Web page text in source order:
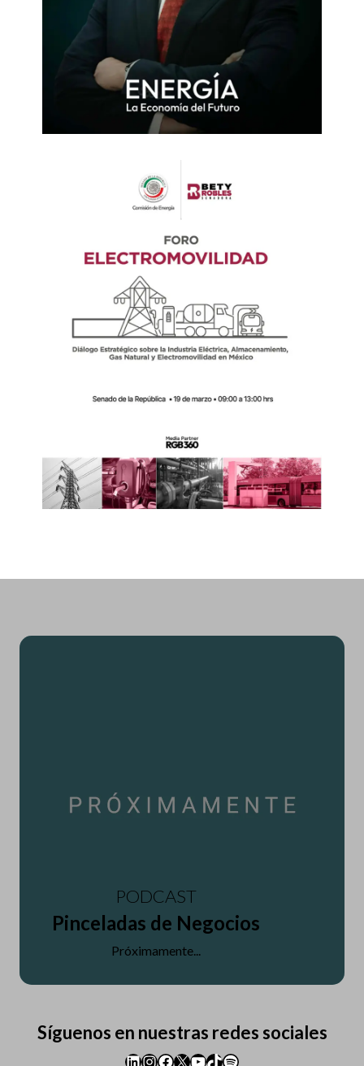
PODCAST
Pinceladas de Negocios
Próximamente...
Síguenos en nuestras redes sociales
LinkedIn
Instagram
Facebook
X YouTube
TikTok
Spotify